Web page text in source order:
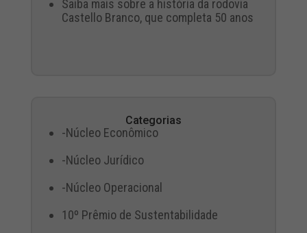
Saiba mais sobre a história da rodovia
Castello Branco, que completa 50 anos
Categorias
-Núcleo Econômico
-Núcleo Jurídico
-Núcleo Operacional
10º Prêmio de Sustentabilidade